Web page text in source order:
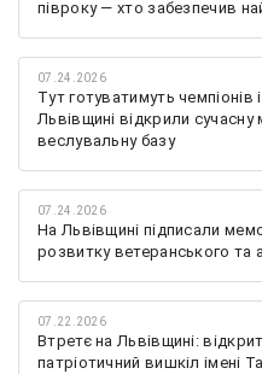
півроку — хто забезпечив
07.24.2026
Тут готуватимуть
Львівщині відкрили
веслувальну базу
07.24.2026
На Львівщині підписали
розвитку ветеранського та
07.22.2026
Втретє на Львівщині:
патріотичний вишкіл імені